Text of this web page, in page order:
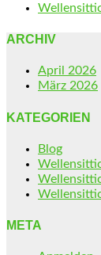
ARCHIV
April 2026
März 2026
KATEGORIEN
Blog
META